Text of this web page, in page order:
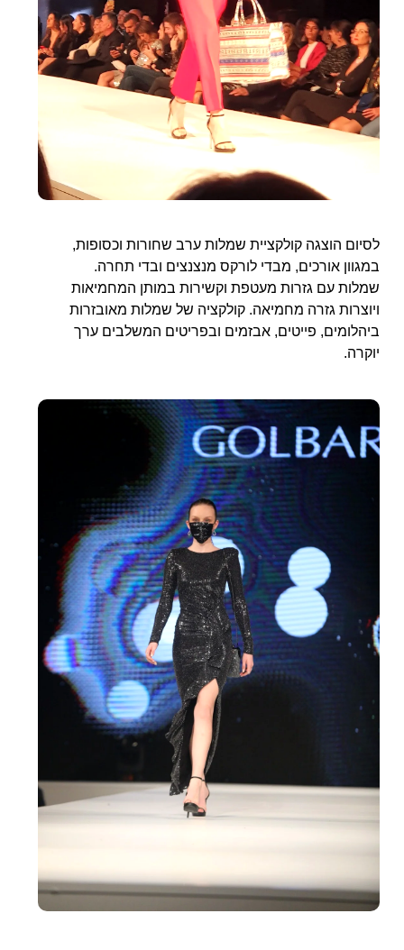
לסיום הוצגה קולקציית שמלות ערב שחורות וכסופות,
במגוון אורכים, מבדי לורקס מנצנצים ובדי תחרה.
שמלות עם גזרות מעטפת וקשירות במותן המחמיאות
ויוצרות גזרה מחמיאה. קולקציה של שמלות מאובזרות
ביהלומים, פייטים, אבזמים ובפריטים המשלבים ערך
יוקרה.